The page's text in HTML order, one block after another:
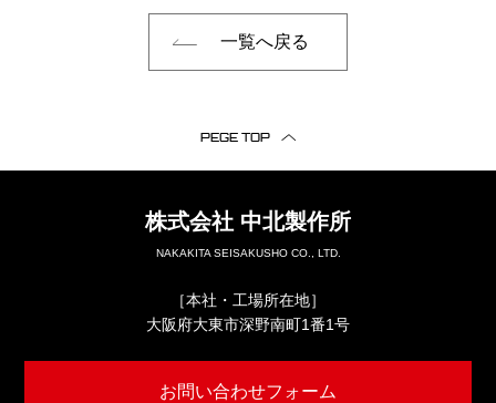
一覧へ戻る
PEGE TOP
株式会社 中北製作所
NAKAKITA SEISAKUSHO CO., LTD.
［本社・工場所在地］
大阪府大東市深野南町1番1号
お問い合わせフォーム